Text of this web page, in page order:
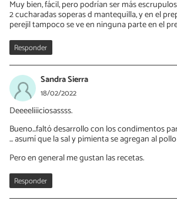
Muy bien, fácil, pero podrían ser más
2 cucharadas soperas d mantequilla, y en el
perejil tampoco se ve en ninguna parte en el
Responder
Sandra Sierra
18/02/2022
Deeeeliiiciosassss.
Bueno...faltó desarrollo con los condimentos
... asumí que la sal y pimienta se agregan al
Pero en general me gustan las recetas.
Responder